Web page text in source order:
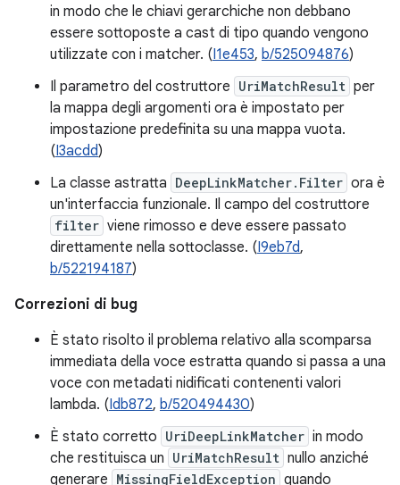
in modo che le chiavi gerarchiche non debbano
essere sottoposte a cast di tipo quando vengono
utilizzate con i matcher. (I1e453, b/525094876)
Il parametro del costruttore UriMatchResult per
la mappa degli argomenti ora è impostato per
impostazione predefinita su una mappa vuota.
(I3acdd)
La classe astratta DeepLinkMatcher.Filter ora è
un'interfaccia funzionale. Il campo del costruttore
filter viene rimosso e deve essere passato
direttamente nella sottoclasse. (I9eb7d,
b/522194187)
Correzioni di bug
È stato risolto il problema relativo alla scomparsa
immediata della voce estratta quando si passa a una
voce con metadati nidificati contenenti valori
lambda. (Idb872, b/520494430)
È stato corretto UriDeepLinkMatcher in modo
che restituisca un UriMatchResult nullo anziché
generare MissingFieldException quando